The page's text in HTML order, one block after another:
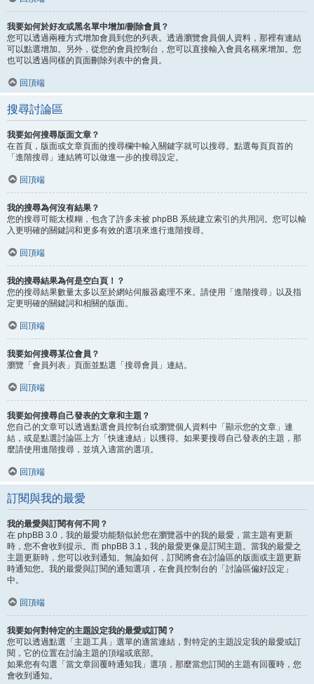
我要如何於好友或黑名單中增加/刪除會員？
您可以透過兩種方式增加會員到您的列表。透過瀏覽會員個人資料，那裡有連結
可以點選增加。另外，從您的會員控制台，您可以直接輸入會員名稱來增加。您
也可以透過同樣的頁面刪除列表中的會員。
回頂端
搜尋討論區
我要如何搜尋版面文章？
在首頁，版面或文章頁面的搜尋欄中輸入關鍵字就可以搜尋。點選每頁頁首的
「進階搜尋」連結將可以做進一步的搜尋設定。
回頂端
我的搜尋為何沒有結果？
您的搜尋可能太模糊，包含了許多未被 phpBB 系統建立索引的共用詞。您可以輸
入更明確的關鍵詞和更多有效的選項來進行進階搜尋。
回頂端
我的搜尋結果為何是空白頁！？
您的搜尋結果數量太多以至於網站伺服器處理不來。請使用「進階搜尋」以及指
定更明確的關鍵詞和相關的版面。
回頂端
我要如何搜尋某位會員？
瀏覽「會員列表」頁面並點選「搜尋會員」連結。
回頂端
我要如何搜尋自己發表的文章和主題？
您自己的文章可以透過點選會員控制台或瀏覽個人資料中「顯示您的文章」連
結，或是點選討論區上方「快速連結」以獲得。如果要搜尋自己發表的主題，那
麼請使用進階搜尋，並填入適當的選項。
回頂端
訂閱與我的最愛
我的最愛與訂閱有何不同？
在 phpBB 3.0，我的最愛功能類似於您在瀏覽器中的我的最愛，當主題有更新
時，您不會收到提示。而 phpBB 3.1，我的最愛更像是訂閱主題。當我的最愛之
主題更新時，您可以收到通知。無論如何，訂閱將會在討論區的版面或主題更新
時通知您。我的最愛與訂閱的通知選項，在會員控制台的「討論區偏好設定」
中。
回頂端
我要如何對特定的主題設定我的最愛或訂閱？
您可以透過點選「主題工具」選單的適當連結，對特定的主題設定我的最愛或訂
閱，它的位置在討論主題的頂端或底部。
如果您有勾選「當文章回覆時通知我」選項，那麼當您訂閱的主題有回覆時，您
會收到通知。